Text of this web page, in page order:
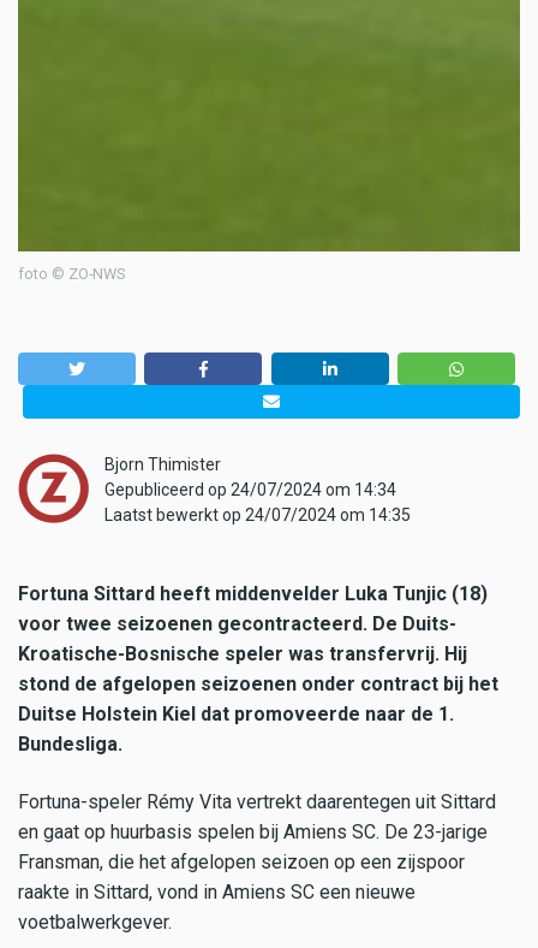
foto © ZO-NWS
Bjorn Thimister
Gepubliceerd op 24/07/2024 om 14:34
Laatst bewerkt op 24/07/2024 om 14:35
Fortuna Sittard heeft middenvelder Luka Tunjic (18)
voor twee seizoenen gecontracteerd. De Duits-
Kroatische-Bosnische speler was transfervrij. Hij
stond de afgelopen seizoenen onder contract bij het
Duitse Holstein Kiel dat promoveerde naar de 1.
Bundesliga.
Fortuna-speler Rémy Vita vertrekt daarentegen uit Sittard
en gaat op huurbasis spelen bij Amiens SC. De 23-jarige
Fransman, die het afgelopen seizoen op een zijspoor
raakte in Sittard, vond in Amiens SC een nieuwe
voetbalwerkgever.